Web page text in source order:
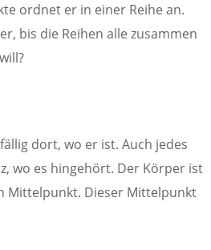
ordnet er in einer Reihe an.
bis die Reihen alle zusammen
dort, wo er ist. Auch jedes
wo es hingehört. Der Körper ist
Mittelpunkt. Dieser Mittelpunkt